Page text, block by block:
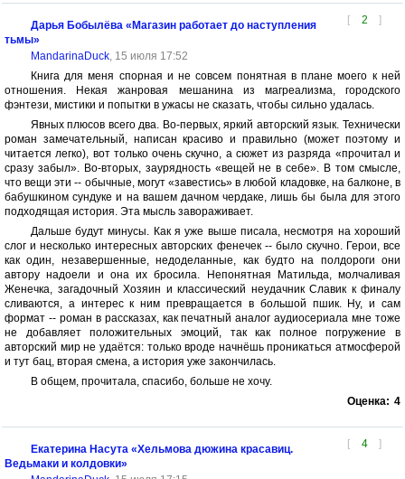
[ 2 ]
Дарья Бобылёва «Магазин работает до наступления
тьмы»
MandarinaDuck, 15 июля 17:52
Книга для меня спорная и не совсем понятная в плане моего к ней
отношения. Некая жанровая мешанина из магреализма, городского
фэнтези, мистики и попытки в ужасы не сказать, чтобы сильно удалась.
Явных плюсов всего два. Во-первых, яркий авторский язык. Технически
роман замечательный, написан красиво и правильно (может поэтому и
читается легко), вот только очень скучно, а сюжет из разряда «прочитал и
сразу забыл». Во-вторых, заурядность «вещей не в себе». В том смысле,
что вещи эти -- обычные, могут «завестись» в любой кладовке, на балконе, в
бабушкином сундуке и на вашем дачном чердаке, лишь бы была для этого
подходящая история. Эта мысль завораживает.
Дальше будут минусы. Как я уже выше писала, несмотря на хороший
слог и несколько интересных авторских фенечек -- было скучно. Герои, все
как один, незавершенные, недоделанные, как будто на полдороги они
автору надоели и она их бросила. Непонятная Матильда, молчаливая
Женечка, загадочный Хозяин и классический неудачник Славик к финалу
сливаются, а интерес к ним превращается в большой пшик. Ну, и сам
формат -- роман в рассказах, как печатный аналог аудиосериала мне тоже
не добавляет положительных эмоций, так как полное погружение в
авторский мир не удаётся: только вроде начнёшь проникаться атмосферой
и тут бац, вторая смена, а история уже закончилась.
В общем, прочитала, спасибо, больше не хочу.
Оценка: 4
[ 4 ]
Екатерина Насута «Хельмова дюжина красавиц.
Ведьмаки и колдовки»